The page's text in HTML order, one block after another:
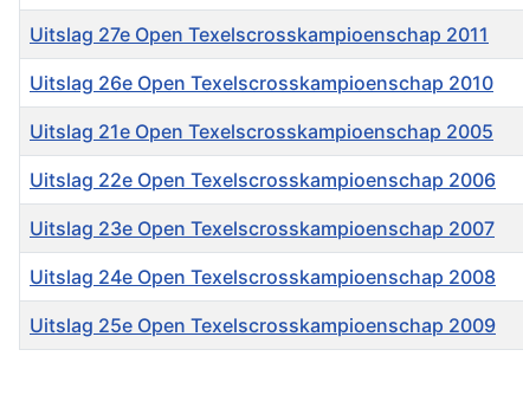
Uitslag 27e Open Texelscrosskampioenschap 2011
Uitslag 26e Open Texelscrosskampioenschap 2010
Uitslag 21e Open Texelscrosskampioenschap 2005
Uitslag 22e Open Texelscrosskampioenschap 2006
Uitslag 23e Open Texelscrosskampioenschap 2007
Uitslag 24e Open Texelscrosskampioenschap 2008
Uitslag 25e Open Texelscrosskampioenschap 2009